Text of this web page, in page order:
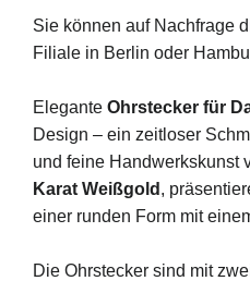
Sie können auf Nachfrage
Filiale in Berlin oder
Elegante Ohrstecker für
Design – ein zeitloser
und feine Handwerkskunst
Karat Weißgold ,
einer runden Form mit
Die Ohrstecker sind mit